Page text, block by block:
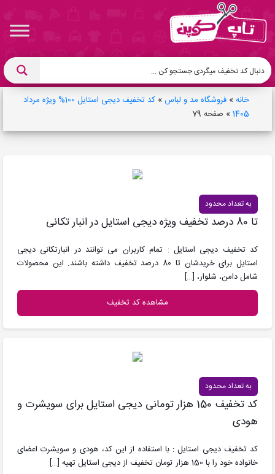
خانه» فروشگاه مد و لباس »
کد تخفیف دیجی استایل 100% ویژه مرداد
1405
» صفحه 79
به تعداد محدود
تا 80 درصد تخفیف ویژه دیجی استایل در انبار تکانی
کد تخفیف دیجی استایل : تمام کاربران می توانند در انبارتکانی دیجی
استایل برای خریدشان تا 80 درصد تخفیف داشته باشند. این محصولات
شامل دامن، شلوار، […]
مشاهده کد تخفیف
به تعداد محدود
کد تخفیف 150 هزار تومانی دیجی استایل برای سویشرت و
هودی
کد تخفیف دیجی استایل : با استفاده از این کد، هودی و سویشرت اعضای
خانواده خود را با 150 هزار تومان تخفیف از دیجی استایل تهیه
[…]